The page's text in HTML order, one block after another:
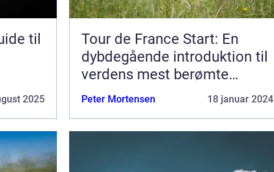
til
2025
Tour de France Start: En
dybdegående introduktion til
verdens mest berømte
cykelløb
Peter Mortensen 18 januar 2024